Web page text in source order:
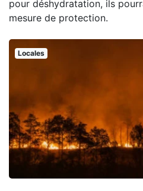
pour déshydratation, ils
mesure de protection.
Locales